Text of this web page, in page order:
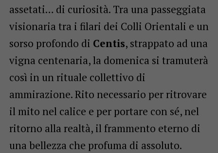
assetati… di curiosità. Tra una passeggiata
visionaria tra i filari dei Colli Orientali e un
sorso profondo di Centis, strappato ad una
vigna centenaria, la domenica si tramuterà
così in un rituale collettivo di
ammirazione. Rito necessario per ritrovare
il mito nel calice e per portare con sé, nel
ritorno alla realtà, il frammento eterno di
una bellezza che profuma di assoluto.